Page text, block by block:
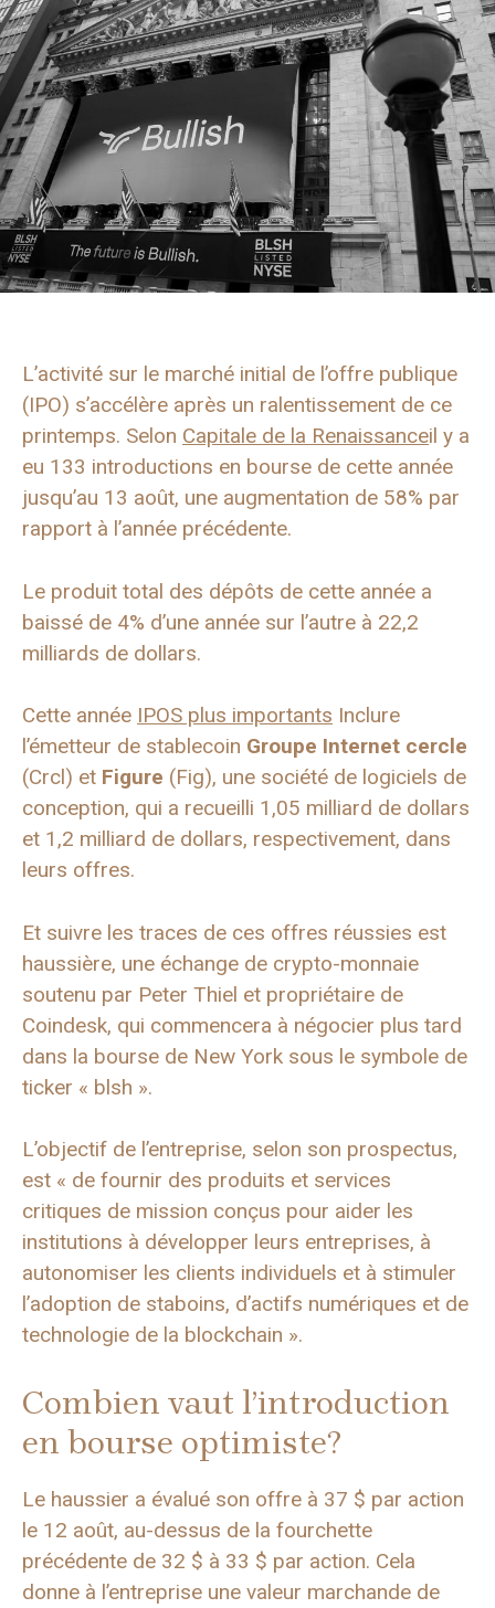
L’activité sur le marché initial de l’offre publique
(IPO) s’accélère après un ralentissement de ce
printemps. Selon Capitale de la Renaissanceil y a
eu 133 introductions en bourse de cette année
jusqu’au 13 août, une augmentation de 58% par
rapport à l’année précédente.
Le produit total des dépôts de cette année a
baissé de 4% d’une année sur l’autre à 22,2
milliards de dollars.
Cette année IPOS plus importants Inclure
l’émetteur de stablecoin Groupe Internet cercle
(Crcl) et Figure (Fig), une société de logiciels de
conception, qui a recueilli 1,05 milliard de dollars
et 1,2 milliard de dollars, respectivement, dans
leurs offres.
Et suivre les traces de ces offres réussies est
haussière, une échange de crypto-monnaie
soutenu par Peter Thiel et propriétaire de
Coindesk, qui commencera à négocier plus tard
dans la bourse de New York sous le symbole de
ticker « blsh ».
L’objectif de l’entreprise, selon son prospectus,
est « de fournir des produits et services
critiques de mission conçus pour aider les
institutions à développer leurs entreprises, à
autonomiser les clients individuels et à stimuler
l’adoption de staboins, d’actifs numériques et de
technologie de la blockchain ».
Combien vaut l’introduction
en bourse optimiste?
Le haussier a évalué son offre à 37 $ par action
le 12 août, au-dessus de la fourchette
précédente de 32 $ à 33 $ par action. Cela
donne à l’entreprise une valeur marchande de